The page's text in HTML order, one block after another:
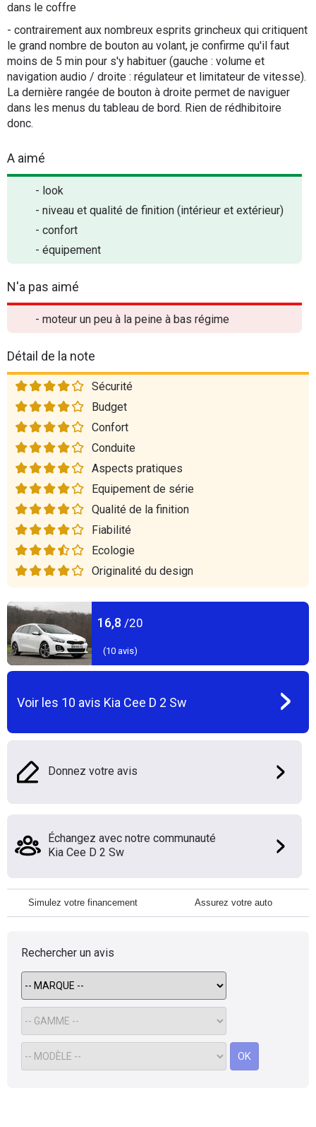
dans le coffre
- contrairement aux nombreux esprits grincheux qui critiquent
le grand nombre de bouton au volant, je confirme qu'il faut
moins de 5 min pour s'y habituer (gauche : volume et
navigation audio / droite : régulateur et limitateur de vitesse).
La dernière rangée de bouton à droite permet de naviguer
dans les menus du tableau de bord. Rien de rédhibitoire
donc.
A aimé
- look
- niveau et qualité de finition (intérieur et extérieur)
- confort
- équipement
N'a pas aimé
- moteur un peu à la peine à bas régime
Détail de la note
Sécurité
Budget
Confort
Conduite
Aspects pratiques
Equipement de série
Qualité de la finition
Fiabilité
Ecologie
Originalité du design
16,8 /20
(10 avis)
Voir les 10 avis Kia Cee D 2 Sw
Donnez votre avis
Échangez avec notre communauté
Kia Cee D 2 Sw
Simulez votre financement Assurez votre auto
Rechercher un avis
OK